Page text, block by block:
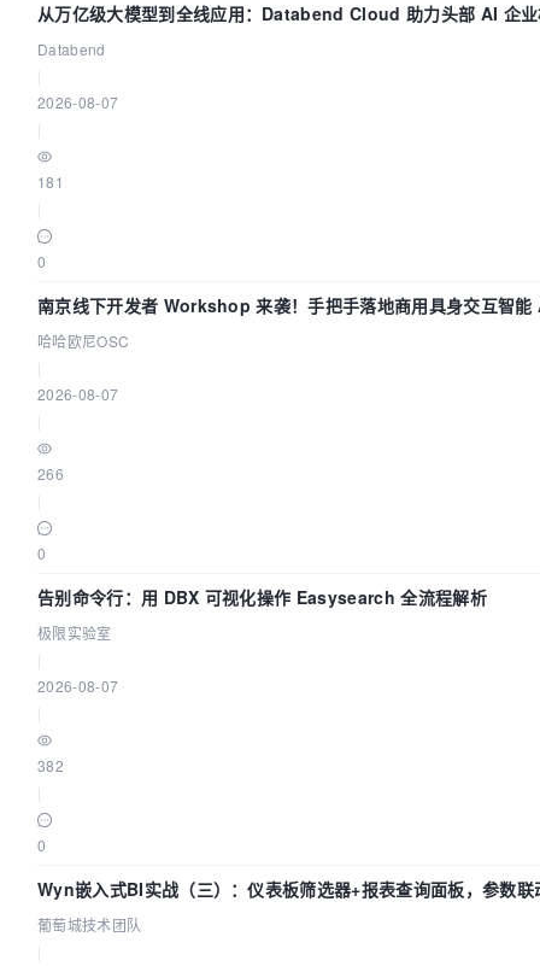
从万亿级大模型到全线应用：Databend Cloud 助力头部 AI 企
道
Databend
2026-08-07
181
0
南京线下开发者 Workshop 来袭！手把手落地商用具身交互智
哈哈欧尼OSC
2026-08-07
266
0
告别命令行：用 DBX 可视化操作 Easysearch 全流程解析
极限实验室
2026-08-07
382
0
Wyn嵌入式BI实战（三）：仪表板筛选器+报表查询面板，参数联
葡萄城技术团队